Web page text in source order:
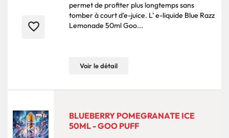
favorite_border
permet de profiter plus longtemps sans
tomber à court d'e-juice. L' e-liquide Blue Razz
Lemonade 50ml Goo...
Voir le détail
BLUEBERRY POMEGRANATE ICE
50ML - GOO PUFF